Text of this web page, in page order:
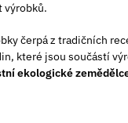
výrobků.
čerpá z tradičních
které jsou součástí
ekologické